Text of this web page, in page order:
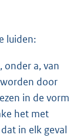
luiden:
onder a, van
door
in de vorm
het met
in elk geval